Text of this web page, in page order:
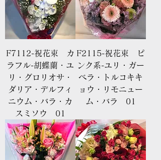
F7112-祝花束 カ
ラフル-胡蝶蘭・ユ
リ・グロリオサ・
ダリア・デルフィ
ニウム・バラ・カ
スミソウ 01
F2115-祝花束 ピ
ンク系-ユリ・ガー
ベラ・トルコキキ
ョウ・リモニュー
ム・バラ 01